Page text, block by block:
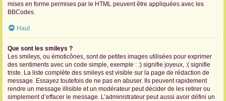
mises en forme permises par le HTML peuvent être appliquées avec les
BBCodes.
Haut
Que sont les smileys ?
Les smileys, ou émoticônes, sont de petites images utilisées pour exprimer
des sentiments avec un code simple, exemple : :) signifie joyeux, :( signifie
triste. La liste complète des smileys est visible sur la page de rédaction de
message. Essayez toutefois de ne pas en abuser. Ils peuvent rapidement
rendre un message illisible et un modérateur peut décider de les retirer ou
simplement d’effacer le message. L’administrateur peut aussi avoir défini un